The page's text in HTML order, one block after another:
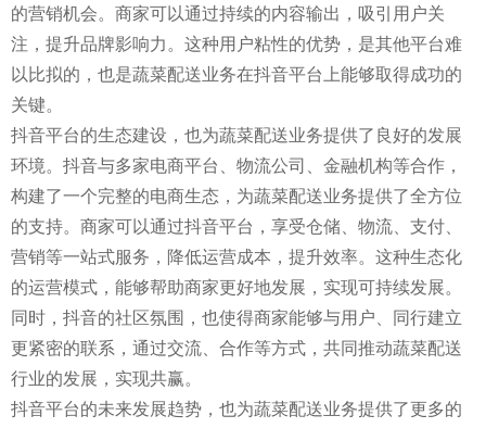
的营销机会。商家可以通过持续的内容输出，吸引用户关
注，提升品牌影响力。这种用户粘性的优势，是其他平台难
以比拟的，也是蔬菜配送业务在抖音平台上能够取得成功的
关键。
抖音平台的生态建设，也为蔬菜配送业务提供了良好的发展
环境。抖音与多家电商平台、物流公司、金融机构等合作，
构建了一个完整的电商生态，为蔬菜配送业务提供了全方位
的支持。商家可以通过抖音平台，享受仓储、物流、支付、
营销等一站式服务，降低运营成本，提升效率。这种生态化
的运营模式，能够帮助商家更好地发展，实现可持续发展。
同时，抖音的社区氛围，也使得商家能够与用户、同行建立
更紧密的联系，通过交流、合作等方式，共同推动蔬菜配送
行业的发展，实现共赢。
抖音平台的未来发展趋势，也为蔬菜配送业务提供了更多的